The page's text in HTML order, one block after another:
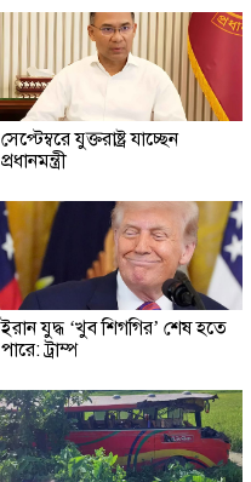
সেপ্টেম্বরে যুক্তরাষ্ট্র যাচ্ছেন
প্রধানমন্ত্রী
ইরান যুদ্ধ ‘খুব শিগগির’ শেষ হতে
পারে: ট্রাম্প